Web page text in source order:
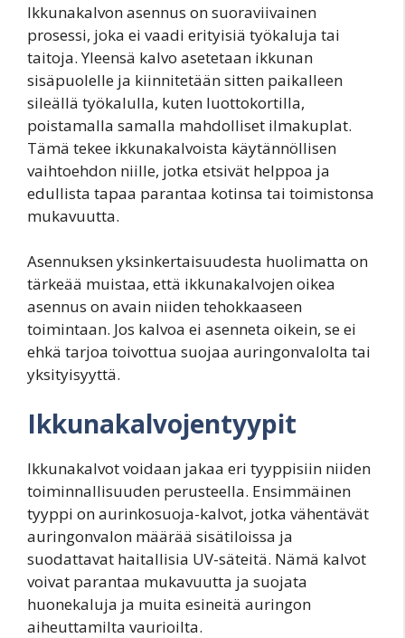
Ikkunakalvon asennus on suoraviivainen
prosessi, joka ei vaadi erityisiä työkaluja tai
taitoja. Yleensä kalvo asetetaan ikkunan
sisäpuolelle ja kiinnitetään sitten paikalleen
sileällä työkalulla, kuten luottokortilla,
poistamalla samalla mahdolliset ilmakuplat.
Tämä tekee ikkunakalvoista käytännöllisen
vaihtoehdon niille, jotka etsivät helppoa ja
edullista tapaa parantaa kotinsa tai toimistonsa
mukavuutta.
Asennuksen yksinkertaisuudesta huolimatta on
tärkeää muistaa, että ikkunakalvojen oikea
asennus on avain niiden tehokkaaseen
toimintaan. Jos kalvoa ei asenneta oikein, se ei
ehkä tarjoa toivottua suojaa auringonvalolta tai
yksityisyyttä.
Ikkunakalvojentyypit
Ikkunakalvot voidaan jakaa eri tyyppisiin niiden
toiminnallisuuden perusteella. Ensimmäinen
tyyppi on aurinkosuoja-kalvot, jotka vähentävät
auringonvalon määrää sisätiloissa ja
suodattavat haitallisia UV-säteitä. Nämä kalvot
voivat parantaa mukavuutta ja suojata
huonekaluja ja muita esineitä auringon
aiheuttamilta vaurioilta.